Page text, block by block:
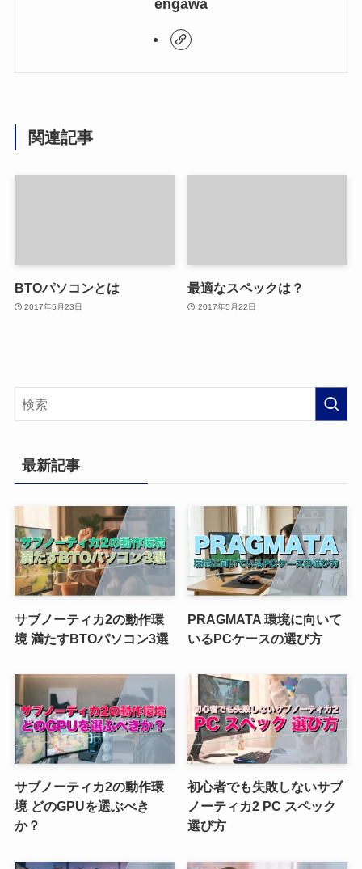
engawa
関連記事
BTOパソコンとは
2017年5月23日
最適なスペックは？
2017年5月22日
最新記事
サブノーティカ2の動作環
境 満たすBTOパソコン3選
PRAGMATA 環境に向いて
いるPCケースの選び方
サブノーティカ2の動作環
境 どのGPUを選ぶべき
か？
初心者でも失敗しないサブ
ノーティカ2 PC スペック
選び方